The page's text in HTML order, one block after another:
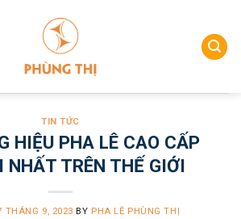
TIN TỨC
HIỆU PHA LÊ CAO CẤP
NHẤT TRÊN THẾ GIỚI
THÁNG 9, 2023 BY PHA LÊ PHÙNG THỊ